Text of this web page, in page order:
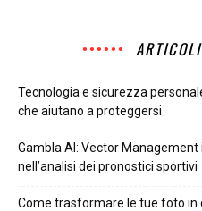
Tecnologia e sicurezza
che aiutano a proteggersi
Gambla AI: Vector
nell’analisi dei pronostici sportivi
Come trasformare le tue foto in